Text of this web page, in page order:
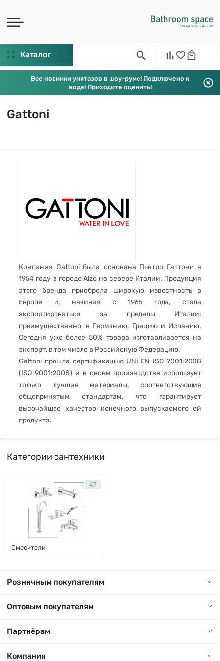
Каталог
Все новинки унитазов в шоу-руме! Подключено к
воде! Приходите оценить!
Gattoni
Компания Gattoni была основана Пьетро Гаттони в
1954 году в городе Alzo на севере Италии. Продукция
этого бренда приобрела широкую известность в
Европе и, начиная с 1965 года, стала
экспортироваться за пределы Италии:
преимущественно, в Германию, Грецию и Испанию.
Сегодня уже более 50% товара изготавливается на
экспорт, в том числе в Российскую Федерацию.
Gattoni прошла сертификацию UNI EN ISO 9001:2008
(ISO 9001:2008) и в своем производстве использует
только лучшие материалы, соответствующие
общепринятым стандартам, что гарантирует
высочайшее качество конечного выпускаемого ей
продукта.
Категории сантехники
Смесители
47
Розничным покупателям
Оптовым покупателям
Партнёрам
Компания